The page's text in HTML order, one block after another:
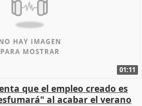
01:11
que el empleo creado es
al acabar el verano